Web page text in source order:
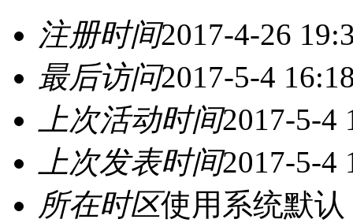
注册时间2017-4-26
最后访问2017-5-4
上次活动时间2017-5-4
上次发表时间2017-5-4
所在时区使用系统默认